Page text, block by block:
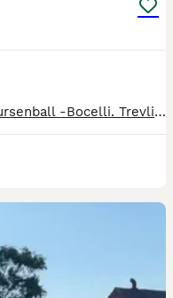
Född 30 maj år25.E Aideean UE.Fursenball -Bocelli. Trevlig 1-åring med hjärta av guld, Blir normalstor,är regelbundet verkad och avmaskning.Försäkring i Agria med dolda fel.Har aldrig varit sjuk eller skadad (fiskoch sund) Har syskon som gått vidare till fölchampiont.(är mumsade 68750 inkm, Vill endast ha seriösa svar.